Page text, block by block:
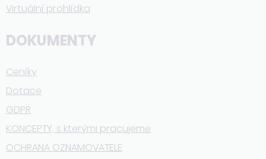
Virtuální prohlídka
DOKUMENTY
Ceníky
Dotace
GDPR
KONCEPTY, s kterými pracujeme
OCHRANA OZNAMOVATELE